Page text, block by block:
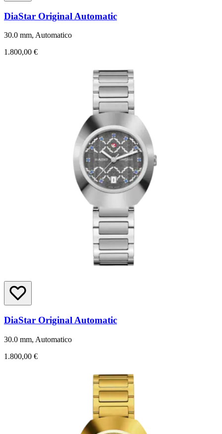
DiaStar Original Automatic
30.0 mm, Automatico
1.800,00 €
DiaStar Original Automatic
30.0 mm, Automatico
1.800,00 €